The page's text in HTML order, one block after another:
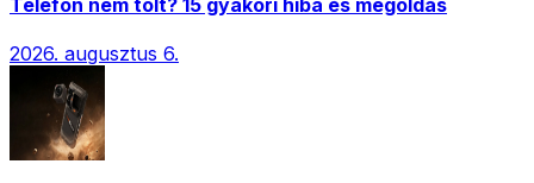
2026. augusztus 6.